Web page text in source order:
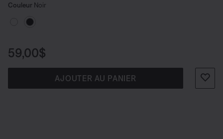
Choisissez la couleur
Sélectionné
Couleur Noir
Prix :
59,00$
AJOUTER AU PANIER